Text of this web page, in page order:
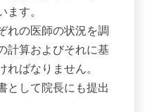
す。
れの医師の状況を調
計算およびそれに基
ばなりません。
として院長にも提出